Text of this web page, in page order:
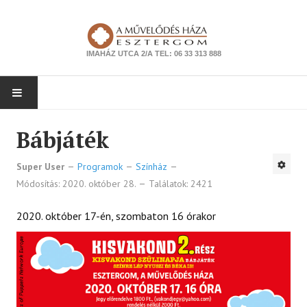
IMAHÁZ UTCA 2/A TEL: 06 33 313 888
PROGRAMOK
Zene
Kiállítás
Tanfolyam
Ismeretterjesztés
Bábjáték
Super User Programok
Színház
Módosítás: 2020. október 28.
Találatok: 2421
2020. október 17-én, szombaton 16 órakor